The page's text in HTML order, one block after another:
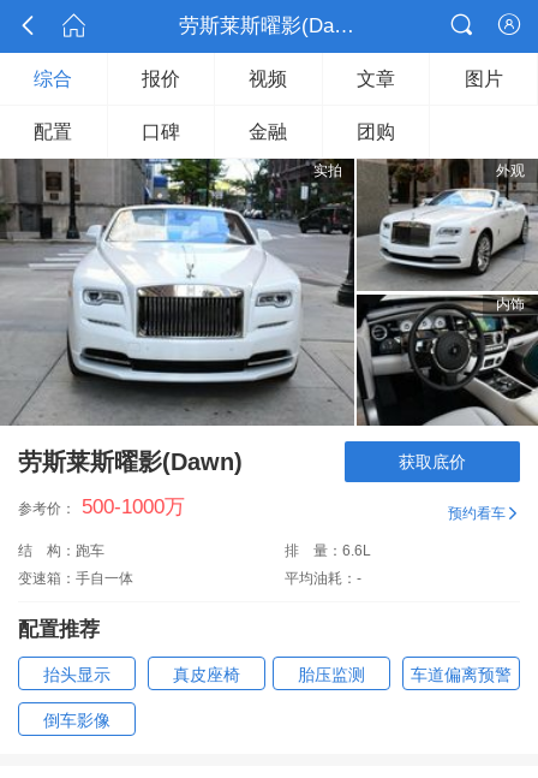
  劳斯莱斯曜影(Dawn) 

综合 报价 视频 文章 图片
配置 口碑 金融 团购
实拍 外观
内饰
劳斯莱斯曜影(Dawn) 获取底价
参考价： 500-1000万 预约看车 
结
构：跑车
变速箱：手自一体
排
量：6.6L
平均油耗：-
配置推荐
抬头显示 真皮座椅 胎压监测 车道偏离预警
倒车影像